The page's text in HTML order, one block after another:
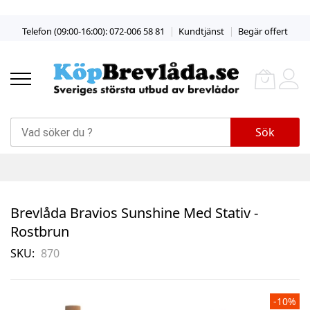
Telefon (09:00-16:00): 072-006 58 81 Kundtjänst Begär offert
Sök
Brevlåda Bravios Sunshine Med Stativ -
Rostbrun
SKU 870
-10%